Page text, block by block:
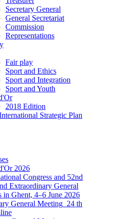
Secretary General
General Secretariat
Commission
Representations
Fair play
Sport and Ethics
Sport and Integration
Sport and Youth
2018 Edition
Strategic Plan
2026
Congress and 52nd
Extraordinary General
in Ghent, 4–6 June 2026
General Meeting_24 th